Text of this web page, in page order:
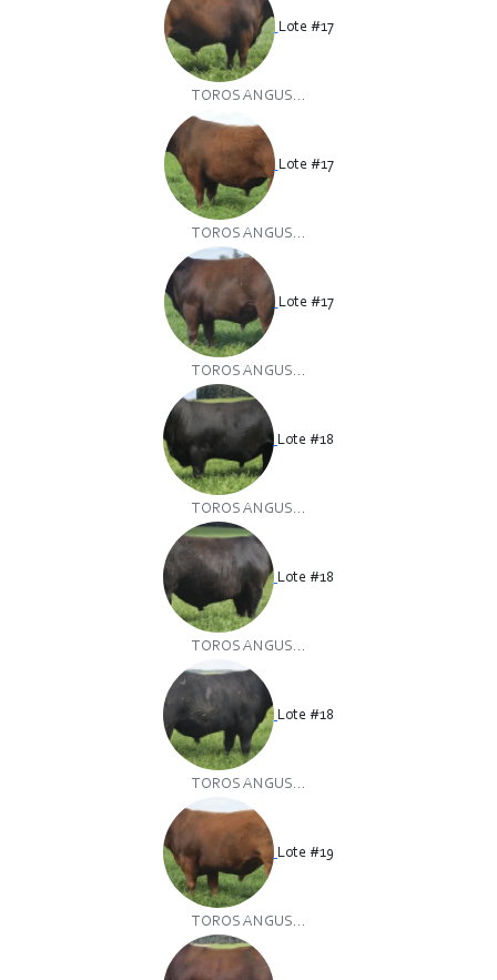
Lote #17
TOROS ANGUS...
Lote #17
TOROS ANGUS...
Lote #17
TOROS ANGUS...
Lote #18
TOROS ANGUS...
Lote #18
TOROS ANGUS...
Lote #18
TOROS ANGUS...
Lote #19
TOROS ANGUS...